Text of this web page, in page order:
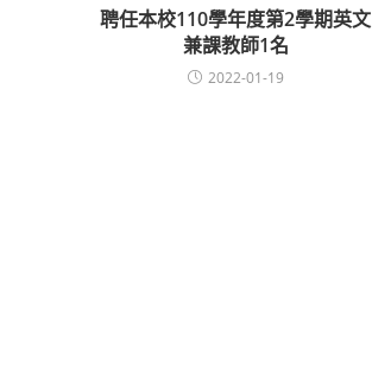
聘任本校110學年度第2學期英文
兼課教師1名
2022-01-19